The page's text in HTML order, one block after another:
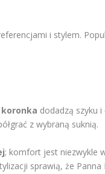
i stylem.
koronka dodadzą szyku i
z wybraną suknią.
; komfort jest niezwykle
sprawią, że Panna